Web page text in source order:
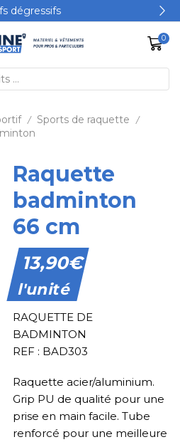
dégressifs
0
/ Sports de raquette /
Raquette
badminton
66 cm
13,90€
l'unité
RAQUETTE DE
BADMINTON
REF : BAD303
Raquette acier/aluminium.
Grip PU de qualité pour une
prise en main facile. Tube
renforcé pour une meilleure